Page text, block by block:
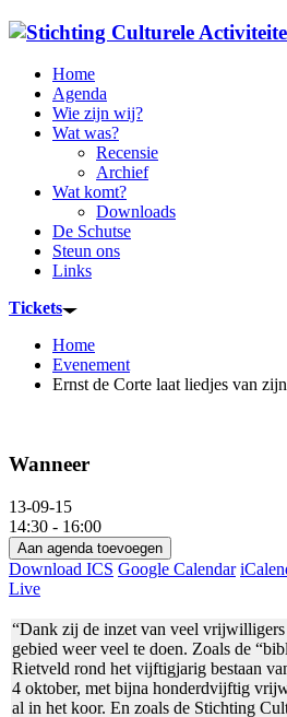
Home
Agenda
Wie zijn wij?
Wat was?
Recensie
Archief
Wat komt?
Downloads
De Schutse
Steun ons
Links
Tickets
Home
Evenement
Ernst de Corte laat liedjes van
Wanneer
13-09-15
14:30 - 16:00
Aan agenda toevoegen
Download ICS Google Calendar
Live
“Dank zij de inzet van veel
gebied weer veel te doen. Zoals de
Rietveld rond het vijftigjarig bestaan
4 oktober, met bijna honderdvijftig
al in het koor. En zoals de Stichting